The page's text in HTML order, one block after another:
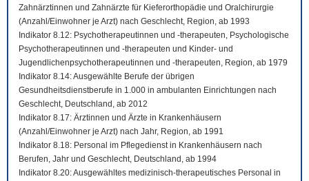
Zahnärztinnen und Zahnärzte für Kieferorthopädie und Oralchirurgie
(Anzahl/Einwohner je Arzt) nach Geschlecht, Region, ab 1993
Indikator 8.12: Psychotherapeutinnen und -therapeuten, Psychologische
Psychotherapeutinnen und -therapeuten und Kinder- und
Jugendlichenpsychotherapeutinnen und -therapeuten, Region, ab 1979
Indikator 8.14: Ausgewählte Berufe der übrigen
Gesundheitsdienstberufe in 1.000 in ambulanten Einrichtungen nach
Geschlecht, Deutschland, ab 2012
Indikator 8.17: Ärztinnen und Ärzte in Krankenhäusern
(Anzahl/Einwohner je Arzt) nach Jahr, Region, ab 1991
Indikator 8.18: Personal im Pflegedienst in Krankenhäusern nach
Berufen, Jahr und Geschlecht, Deutschland, ab 1994
Indikator 8.20: Ausgewähltes medizinisch-therapeutisches Personal in